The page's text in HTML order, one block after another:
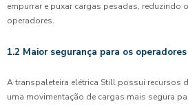
empurrar e puxar cargas pesadas, reduzindo
operadores.
1.2 Maior segurança para os operadores
A transpaleteira elétrica Still possui recursos
uma movimentação de cargas mais segura